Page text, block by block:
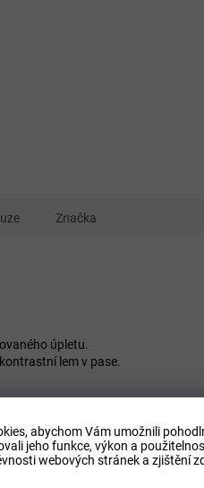
abychom Vám umožnili
jeho funkce, výkon a
webových stránek a zjištění
Značka
úpletu.
lem v pase.